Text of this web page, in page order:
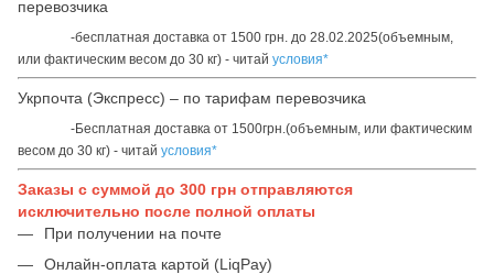
перевозчика
-бесплатная доставка от 1500 грн. до 28.02.2025(объемным,
или фактическим весом до 30 кг) - читай условия*
Укрпочта (Экспресс) – по тарифам перевозчика
-Бесплатная доставка от 1500грн.(объемным, или фактическим
весом до 30 кг) - читай условия*
Заказы с суммой до 300 грн отправляются
исключительно после полной оплаты
При получении на почте
Онлайн-оплата картой (LiqPay)